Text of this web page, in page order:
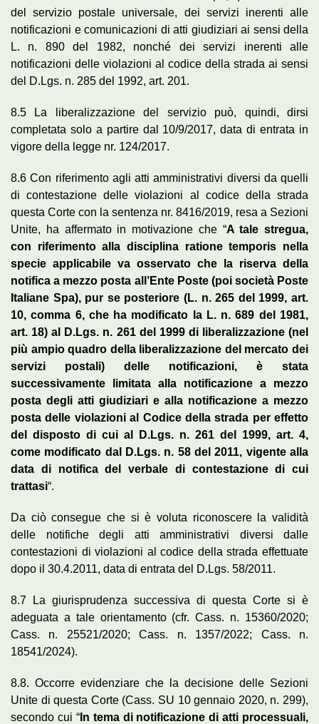
del servizio postale universale, dei servizi inerenti alle
notificazioni e comunicazioni di atti giudiziari ai sensi della
L. n. 890 del 1982, nonché dei servizi inerenti alle
notificazioni delle violazioni al codice della strada ai sensi
del D.Lgs. n. 285 del 1992, art. 201.
8.5 La liberalizzazione del servizio può, quindi, dirsi
completata solo a partire dal 10/9/2017, data di entrata in
vigore della legge nr. 124/2017.
8.6 Con riferimento agli atti amministrativi diversi da quelli
di contestazione delle violazioni al codice della strada
questa Corte con la sentenza nr. 8416/2019, resa a Sezioni
Unite, ha affermato in motivazione che “A tale stregua,
con riferimento alla disciplina ratione temporis nella
specie applicabile va osservato che la riserva della
notifica a mezzo posta all’Ente Poste (poi società Poste
Italiane Spa), pur se posteriore (L. n. 265 del 1999, art.
10, comma 6, che ha modificato la L. n. 689 del 1981,
art. 18) al D.Lgs. n. 261 del 1999 di liberalizzazione (nel
più ampio quadro della liberalizzazione del mercato dei
servizi postali) delle notificazioni, è stata
successivamente limitata alla notificazione a mezzo
posta degli atti giudiziari e alla notificazione a mezzo
posta delle violazioni al Codice della strada per effetto
del disposto di cui al D.Lgs. n. 261 del 1999, art. 4,
come modificato dal D.Lgs. n. 58 del 2011, vigente alla
data di notifica del verbale di contestazione di cui
trattasi“.
Da ciò consegue che si è voluta riconoscere la validità
delle notifiche degli atti amministrativi diversi dalle
contestazioni di violazioni al codice della strada effettuate
dopo il 30.4.2011, data di entrata del D.Lgs. 58/2011.
8.7 La giurisprudenza successiva di questa Corte si è
adeguata a tale orientamento (cfr. Cass. n. 15360/2020;
Cass. n. 25521/2020; Cass. n. 1357/2022; Cass. n.
18541/2024).
8.8. Occorre evidenziare che la decisione delle Sezioni
Unite di questa Corte (Cass. SU 10 gennaio 2020, n. 299),
secondo cui “In tema di notificazione di atti processuali,